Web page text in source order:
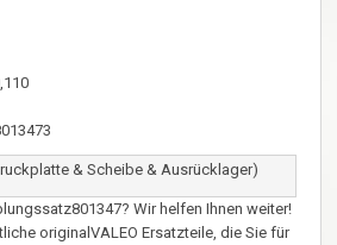
& Scheibe & Ausrücklager)
Wir helfen Ihnen weiter!
originalVALEO Ersatzteile, die Sie für